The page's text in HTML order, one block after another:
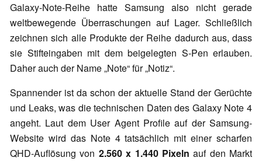
Galaxy-Note-Reihe hatte Samsung also nicht gerade
weltbewegende Überraschungen auf Lager. Schließlich
zeichnen sich alle Produkte der Reihe dadurch aus, dass
sie Stifteingaben mit dem beigelegten S-Pen erlauben.
Daher auch der Name „Note“ für „Notiz“.
Spannender ist da schon der aktuelle Stand der Gerüchte
und Leaks, was die technischen Daten des Galaxy Note 4
angeht. Laut dem User Agent Profile auf der Samsung-
Website wird das Note 4 tatsächlich mit einer scharfen
QHD-Auflösung von 2.560 x 1.440 Pixeln auf den Markt